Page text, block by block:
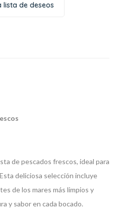
lista de deseos
de pescados frescos, ideal para
deliciosa selección incluye
de los mares más limpios y
y sabor en cada bocado.